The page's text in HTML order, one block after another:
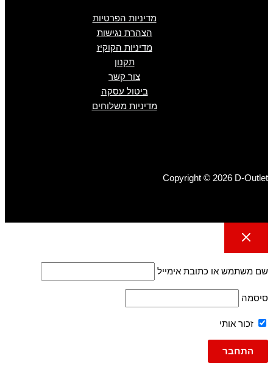
מדיניות הפרטיות
הצהרת נגישות
מדיניות הקוקיז
תקנון
צור קשר
ביטול עסקה
מדיניות משלוחים
Copyright © 2026 D-Outlet
שם משתמש או כתובת אימייל
סיסמה
זכור אותי